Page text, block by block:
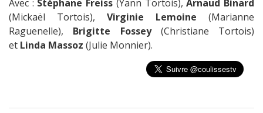
Avec : Stéphane Freiss (Yann Tortois),Arnaud Binard
(Mickaël Tortois), Virginie Lemoine (Marianne
Raguenelle), Brigitte Fossey(Christiane Tortois)
et Linda Massoz (Julie Monnier).